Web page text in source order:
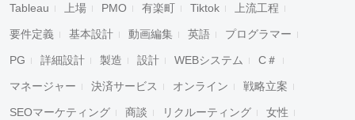
Tableau 上場 PMO 有楽町 Tiktok 上流工程
要件定義 基本設計 動画編集 英語 プログラマー
PG 詳細設計 製造 設計 WEBシステム C＃
マネージャー 決済サービス オンライン 戦略立案
SEOマーケティング 商談 リクルーティング 女性